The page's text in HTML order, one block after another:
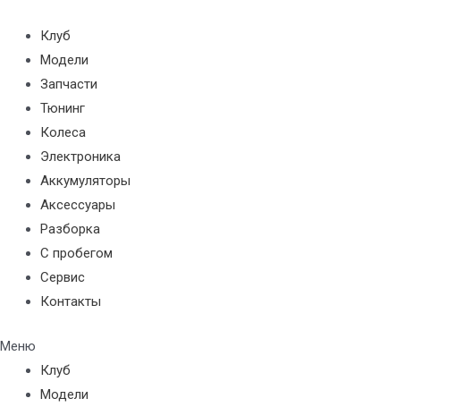
содержимому
Клуб
Модели
Запчасти
Тюнинг
Колеса
Электроника
Аккумуляторы
Аксессуары
Разборка
С пробегом
Сервис
Контакты
Меню
Клуб
Модели